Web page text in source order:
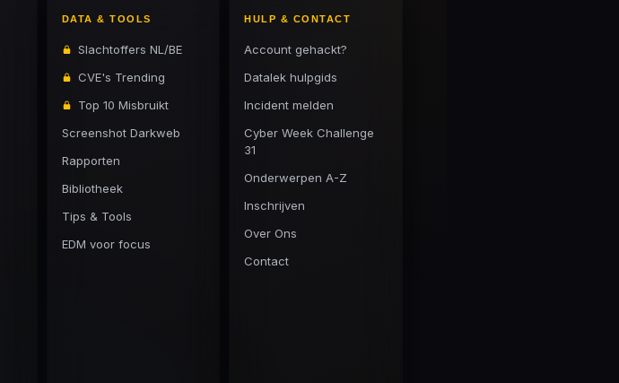
DATA & TOOLS
Slachtoffers NL/BE
CVE's Trending
Top 10 Misbruikt
Screenshot Darkweb
Rapporten
Bibliotheek
Tips & Tools
EDM voor focus
HULP & CONTACT
Account gehackt?
Datalek hulpgids
Incident melden
Cyber Week Challenge
31
Onderwerpen A-Z
Inschrijven
Over Ons
Contact